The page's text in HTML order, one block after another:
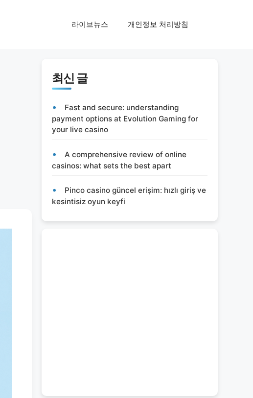
라이브뉴스 개인정보 처리방침
최신 글
Fast and secure: understanding
payment options at Evolution Gaming for
your live casino
A comprehensive review of online
casinos: what sets the best apart
Pinco casino güncel erişim: hızlı giriş ve
kesintisiz oyun keyfi